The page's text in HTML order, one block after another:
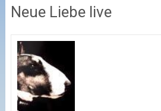
Neue Liebe live